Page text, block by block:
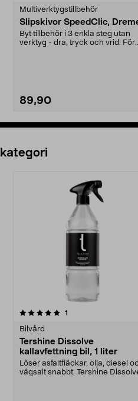
Multiverktygstillbehör
Slipskivor SpeedClic,
Byt tillbehör i 3 enkla steg utan
verktyg - dra, tryck och vrid. För
89,90
1
Bilvård
Tershine Dissolve
kallavfettning bil, 1 liter
Löser asfaltfläckar, olja, diesel
vägsalt snabbt. Tershine
4.0 av 5 stjärnor